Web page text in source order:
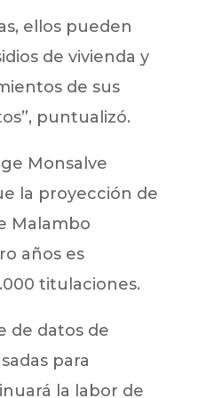
ellos pueden
de vivienda y
de sus
puntualizó.
Monsalve
la proyección de
Malambo
años es
titulaciones.
de datos de
para
la labor de